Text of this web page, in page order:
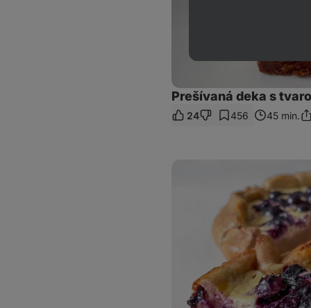
Prešívaná deka s
24 456 45 min.